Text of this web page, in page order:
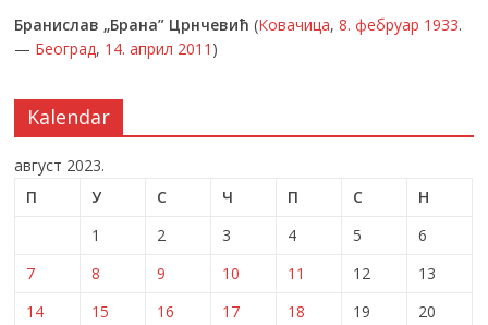
Бранислав „Брана” Црнчевић (Ковачица,8. фебруар 1933.
— Београд, 14. април 2011 )
Kalendar
август 2023.
П
У С Ч П С
Н
1
2 3 4 5
6
7
8 9 10 11 12
13
14
15 16 17 18 19
20